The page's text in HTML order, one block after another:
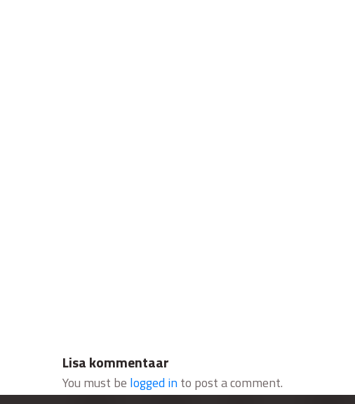
Lisa kommentaar
You must be logged into post a comment.